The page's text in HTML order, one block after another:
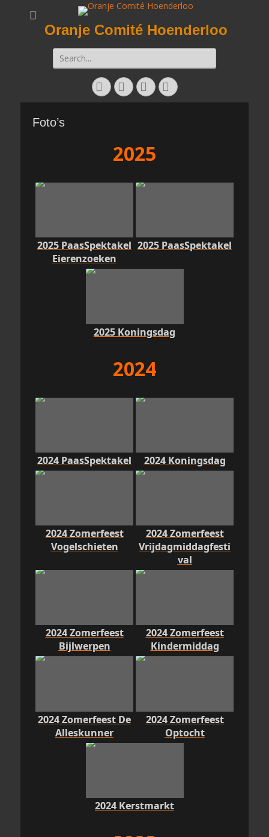
Oranje Comité Hoenderloo
Zoeken
naar:
Facebook
Twitter
E-
mail
Instagram
Foto’s
2025
2025 PaasSpektakel
Eierenzoeken
2025 PaasSpektakel
2025 Koningsdag
2024
2024 PaasSpektakel 2024 Koningsdag
2024 Zomerfeest
Vogelschieten
2024 Zomerfeest
Vrijdagmiddagfesti
val
2024 Zomerfeest
Bijlwerpen
2024 Zomerfeest
Kindermiddag
2024 Zomerfeest De
Alleskunner
2024 Zomerfeest
Optocht
2024 Kerstmarkt